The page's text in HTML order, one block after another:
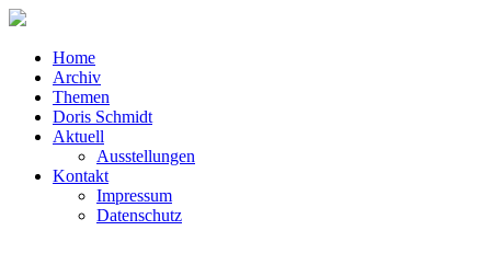
Home
Archiv
Themen
Doris Schmidt
Aktuell
Ausstellungen
Kontakt
Impressum
Datenschutz